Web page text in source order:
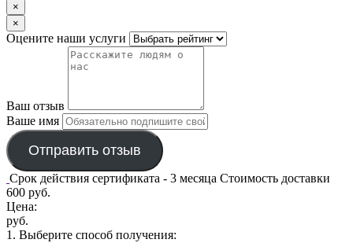
×
×
Оцените наши услуги
Ваш отзыв
Ваше имя
Отправить отзыв
Срок действия сертификата - 3 месяца Стоимость доставки
600 руб.
Цена:
руб.
1. Выберите способ получения: